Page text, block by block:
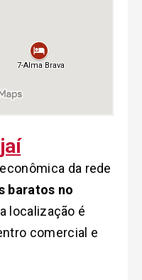
da rede
baratos no
localização é
comercial e